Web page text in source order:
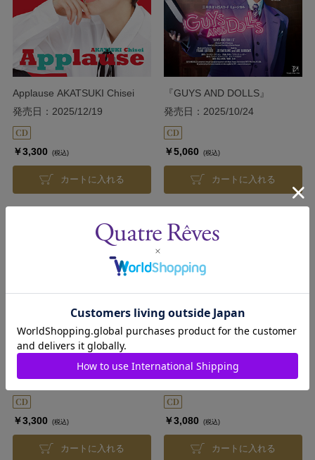
Applause AKATSUKI Chisei
発売日：2025/12/19
￥3,300 (税込)
カートに入れる
『GUYS AND DOLLS』
発売日：2025/10/24
￥5,060 (税込)
カートに入れる
Applause SAKURAGI Minato
発売日：2025/9/13
￥3,300 (税込)
カートに入れる
『愛， Love Revue！』
発売日：2025/09/10
￥3,080 (税込)
カートに入れる